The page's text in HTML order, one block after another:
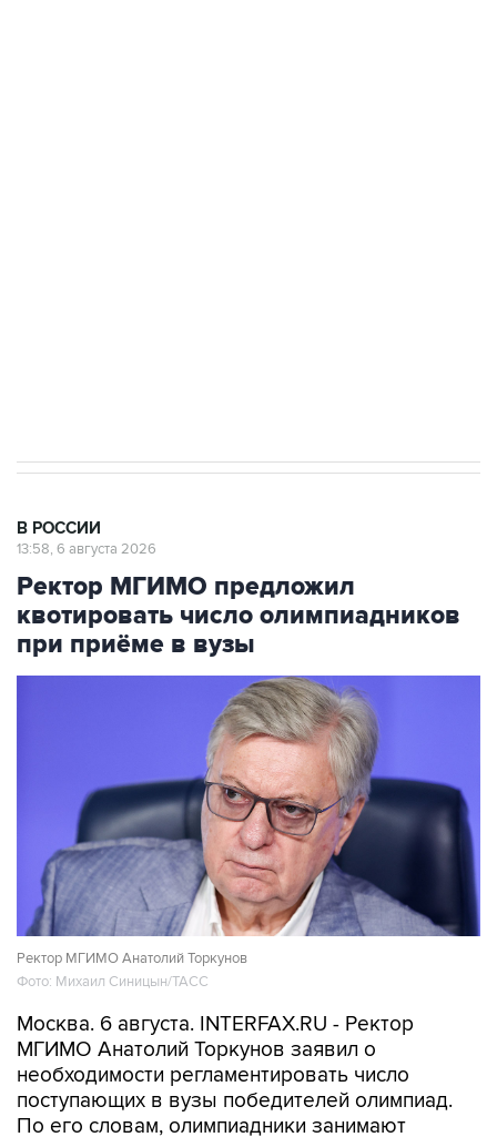
В РОССИИ
13:58, 6 августа 2026
Ректор МГИМО предложил
квотировать число олимпиадников
при приёме в вузы
Ректор МГИМО Анатолий Торкунов
Фото: Михаил Синицын/ТАСС
Москва. 6 августа. INTERFAX.RU - Ректор
МГИМО Анатолий Торкунов заявил о
необходимости регламентировать число
поступающих в вузы победителей олимпиад.
По его словам, олимпиадники занимают